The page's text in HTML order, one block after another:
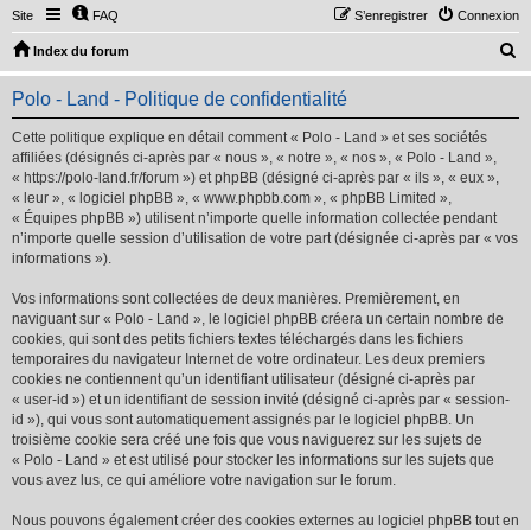
Site FAQ Connexion
S’enregistrer
Index du forum
e
Polo - Land - Politique de confidentialité
Cette politique explique en détail comment « Polo - Land » et ses sociétés
affiliées (désignés ci-après par « nous », « notre », « nos », « Polo - Land »,
« https://polo-land.fr/forum ») et phpBB (désigné ci-après par « ils », « eux »,
« leur », « logiciel phpBB », « www.phpbb.com », « phpBB Limited »,
« Équipes phpBB ») utilisent n’importe quelle information collectée pendant
n’importe quelle session d’utilisation de votre part (désignée ci-après par « vos
informations »).
Vos informations sont collectées de deux manières. Premièrement, en
naviguant sur « Polo - Land », le logiciel phpBB créera un certain nombre de
cookies, qui sont des petits fichiers textes téléchargés dans les fichiers
temporaires du navigateur Internet de votre ordinateur. Les deux premiers
cookies ne contiennent qu’un identifiant utilisateur (désigné ci-après par
« user-id ») et un identifiant de session invité (désigné ci-après par « session-
id »), qui vous sont automatiquement assignés par le logiciel phpBB. Un
troisième cookie sera créé une fois que vous naviguerez sur les sujets de
« Polo - Land » et est utilisé pour stocker les informations sur les sujets que
vous avez lus, ce qui améliore votre navigation sur le forum.
Nous pouvons également créer des cookies externes au logiciel phpBB tout en